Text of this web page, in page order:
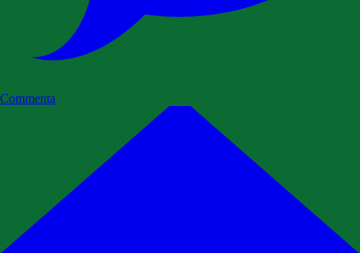
Commenta